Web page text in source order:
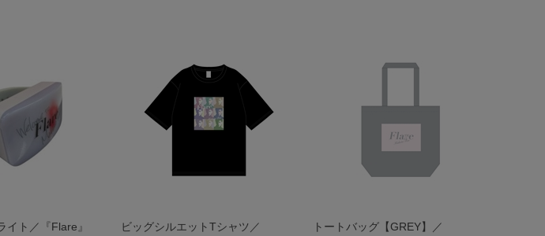
イト／『Flare』
ビッグシルエットTシャツ／
トートバッグ【GREY】／